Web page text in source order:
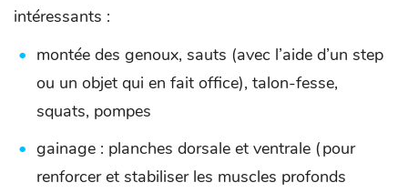
intéressants :
montée des genoux, sauts (avec l’aide d’un step
ou un objet qui en fait office), talon-fesse,
squats, pompes
gainage : planches dorsale et ventrale (pour
renforcer et stabiliser les muscles profonds